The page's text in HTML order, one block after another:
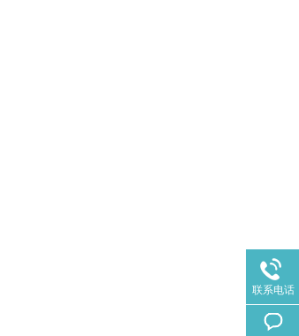
联系电话